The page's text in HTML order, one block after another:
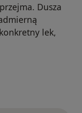
Dusza
lek,
zostało usunięte